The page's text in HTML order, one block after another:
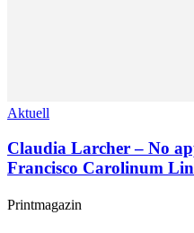
Aktuell
Claudia Larcher – No
Francisco Carolinum
Printmagazin